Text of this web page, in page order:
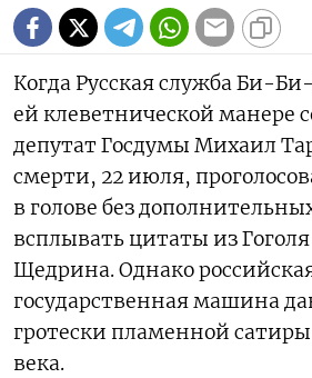
Когда Русская служба Би-
ей клеветнической манере
депутат Госдумы Михаил
смерти, 22 июля,
в голове без
всплывать цитаты из
Щедрина. Однако
государственная машина
гротески пламенной
века.